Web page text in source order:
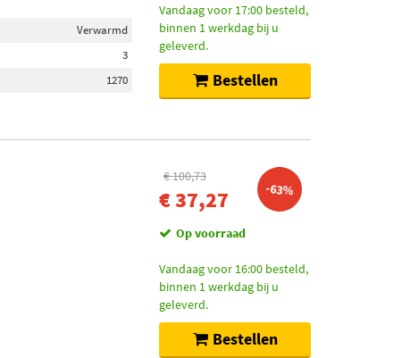
Verwarmd
3
1270
Vandaag voor 17:00 besteld,
binnen 1 werkdag bij u
geleverd.
Bestellen
€ 100,73
€ 37,27 -63%
Op voorraad
Vandaag voor 16:00 besteld,
binnen 1 werkdag bij u
geleverd.
Bestellen